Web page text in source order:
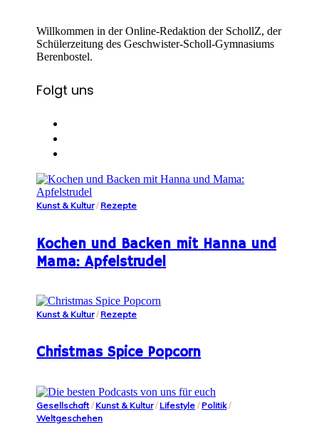
Willkommen in der Online-Redaktion der SchollZ, der
Schülerzeitung des Geschwister-Scholl-Gymnasiums
Berenbostel.
Folgt uns
Kunst & Kultur/ Rezepte
Kochen und Backen mit Hanna und
Mama: Apfelstrudel
Kunst & Kultur/ Rezepte
Christmas Spice Popcorn
Gesellschaft/ Kunst & Kultur/ Lifestyle / Politik/
Weltgeschehen